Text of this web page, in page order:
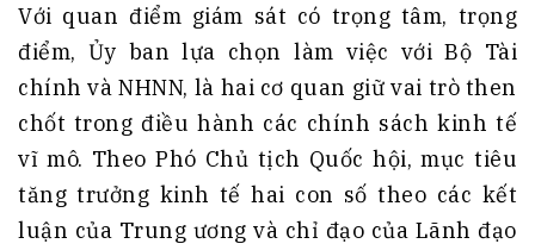
Với quan điểm giám sát có trọng tâm, trọng
điểm, Ủy ban lựa chọn làm việc với Bộ Tài
chính và NHNN, là hai cơ quan giữ vai trò then
chốt trong điều hành các chính sách kinh tế
vĩ mô. Theo Phó Chủ tịch Quốc hội, mục tiêu
tăng trưởng kinh tế hai con số theo các kết
luận của Trung ương và chỉ đạo của Lãnh đạo